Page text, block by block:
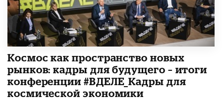
Космос как пространство новых
рынков: кадры для будущего – итоги
конференции #ВДЕЛЕ_Кадры для
космической экономики